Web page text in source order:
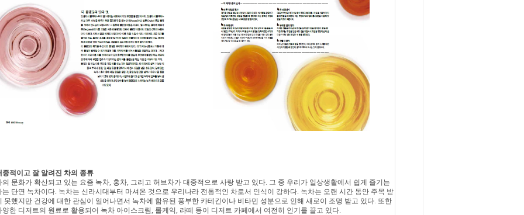
중적이고 잘 알려진 차의 종류
의 문화가 확산되고 있는 요즘 녹차, 홍차, 그리고 허브차가 대중적으로 사랑 받고 있다. 그 중 우리 가 일상생활에서 쉽게 즐기는
는 단연 녹차이다. 녹차는 신라시대부터 마셔온 것으로 우리나라 전통적인 차로서 인식이 강하다. 녹차는 오랜 시간 동안 주목 받
못했지만 건강에 대한 관심이 일어나면서 녹차에 함유된 풍부한 카테킨이나 비타민 성분으로 인해 새로이 조명 받고 있다. 또한
양한 디저 트의 원료로 활용되어 녹차 아이스크림, 롤케익, 라떼 등이 디저트 카페에서 여전히 인기를 끌고 있다.